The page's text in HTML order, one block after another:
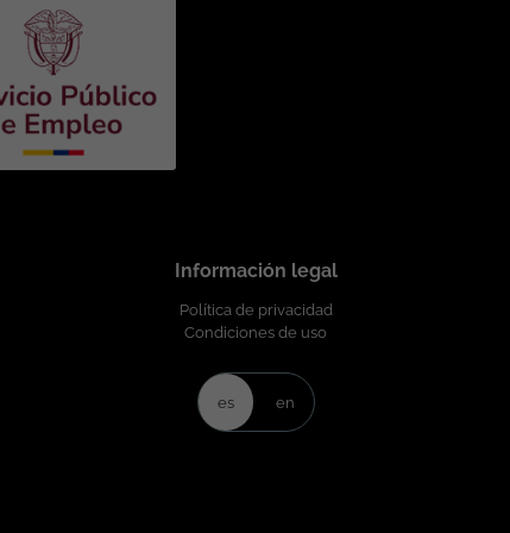
Información legal
Política de privacidad
Condiciones de uso
es en